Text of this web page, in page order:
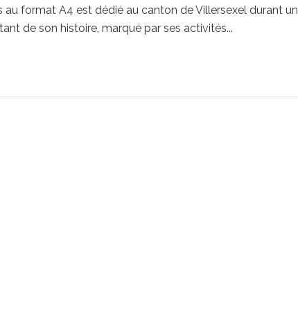
au format A4 est dédié au canton de Villersexel durant un
de son histoire, marqué par ses activités...